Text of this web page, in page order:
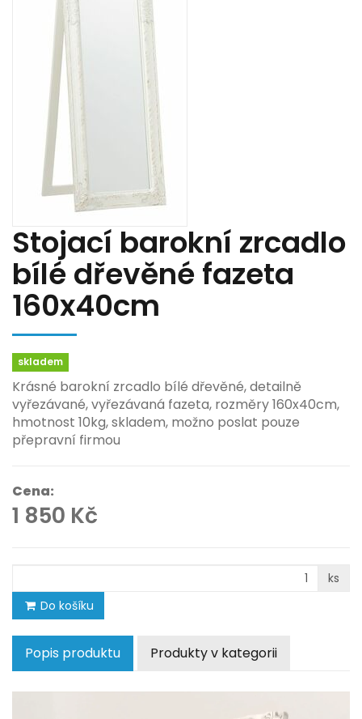
Stojací barokní zrcadlo
bílé dřevěné fazeta
160x40cm
skladem
Krásné barokní zrcadlo bílé dřevěné, detailně
vyřezávané, vyřezávaná fazeta, rozměry 160x40cm,
hmotnost 10kg, skladem, možno poslat pouze
přepravní firmou
Cena:
1 850 Kč
ks
Do košíku
Popis produktu Produkty v kategorii